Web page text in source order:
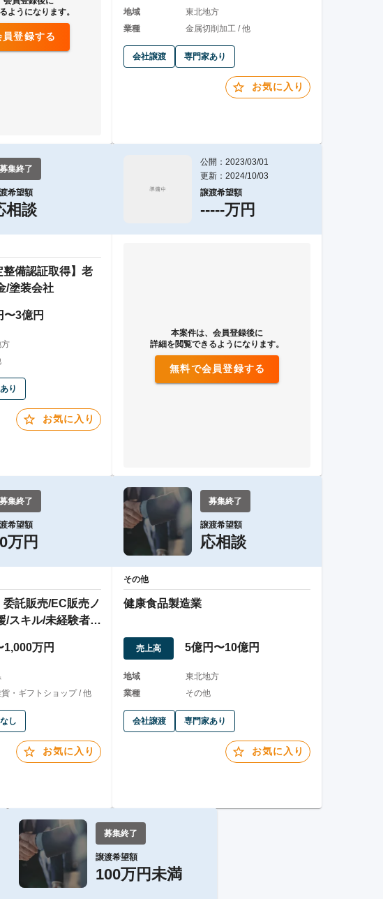
ようになります。
登録する
地域
東北地方
業種
金属切削加工 / 他
会社譲渡 専門家あり
お気に入り
募集終了
希望額
相談
整備認証取得】老
/塗装会社
〜3億円
り
お気に入り
公開：2023/03/01
更新：2024/10/03
譲渡希望額
-----万円
本案件は、会員登録後に
詳細を閲覧できるようになります。
無料で会員登録する
募集終了
希望額
万円
委託販売/EC販売ノ
/スキル/未経験者
1,000万円
貨・ギフトショップ / 他
し
お気に入り
募集終了
譲渡希望額
応相談
その他
健康食品製造業
売上高 5億円〜10億円
地域
東北地方
業種
その他
会社譲渡 専門家あり
お気に入り
募集終了
譲渡希望額
100万円未満